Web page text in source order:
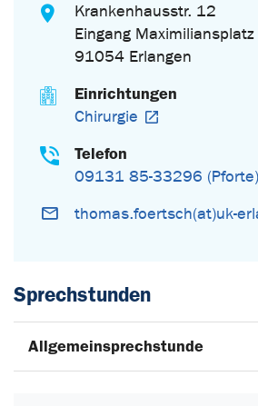
Krankenhausstr. 12
Eingang Maximiliansplatz
91054 Erlangen
Einrichtungen
Chirurgie
Telefon
09131 85-33296 (Pforte)
thomas.foertsch(at)uk-
Sprechstunden
Allgemeinsprechstunde